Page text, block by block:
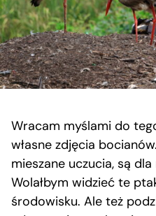
Wracam myślami do
własne zdjęcia
mieszane uczucia, są
Wolałbym widzieć te
środowisku. Ale też